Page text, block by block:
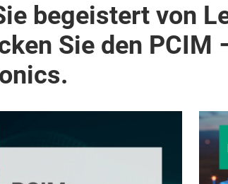
begeistert von
Sie den PCIM